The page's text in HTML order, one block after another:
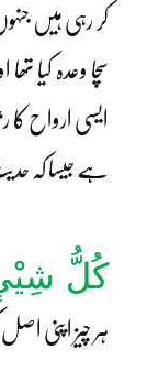
کر رہی ہیں
سچا وعدہ کیا
ایسی ارواح
ہے جیسا کہ
کُلُّ
ہر چیز اپنی